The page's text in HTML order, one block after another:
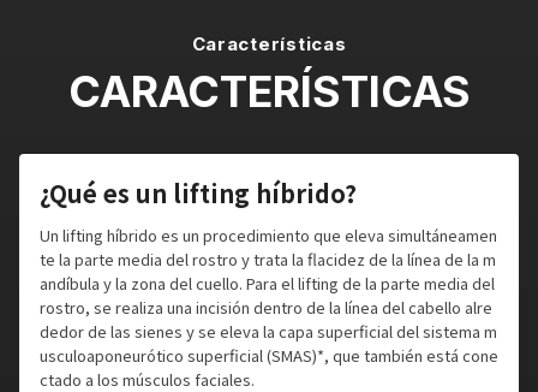
Características
CARACTERÍSTICAS
¿Qué es un lifting híbrido?
Un lifting híbrido es un procedimiento que eleva simultáneamen
te la parte media del rostro y trata la flacidez de la línea de la m
andíbula y la zona del cuello. Para el lifting de la parte media del
rostro, se realiza una incisión dentro de la línea del cabello alre
dedor de las sienes y se eleva la capa superficial del sistema m
usculoaponeurótico superficial (SMAS)*, que también está cone
ctado a los músculos faciales.